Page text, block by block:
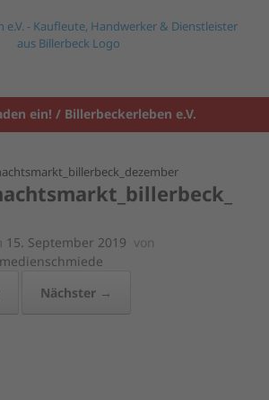
ein! / Billerbeckerleben e.V.
15. September 2019 von
Nächster →